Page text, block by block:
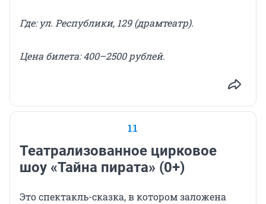
Где: ул. Республики, 129 (драмтеатр).
Цена билета: 400–2500 рублей.
11
Театрализованное цирковое
шоу «Тайна пирата» (0+)
Это спектакль-сказка, в котором заложена